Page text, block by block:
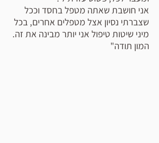
אני חושבת שאתה מטפל בחסד וככל
שצברתי נסיון אצל מטפלים אחרים, בכל
מיני שיטות טיפול אני יותר מבינה את זה.
המון תודה"